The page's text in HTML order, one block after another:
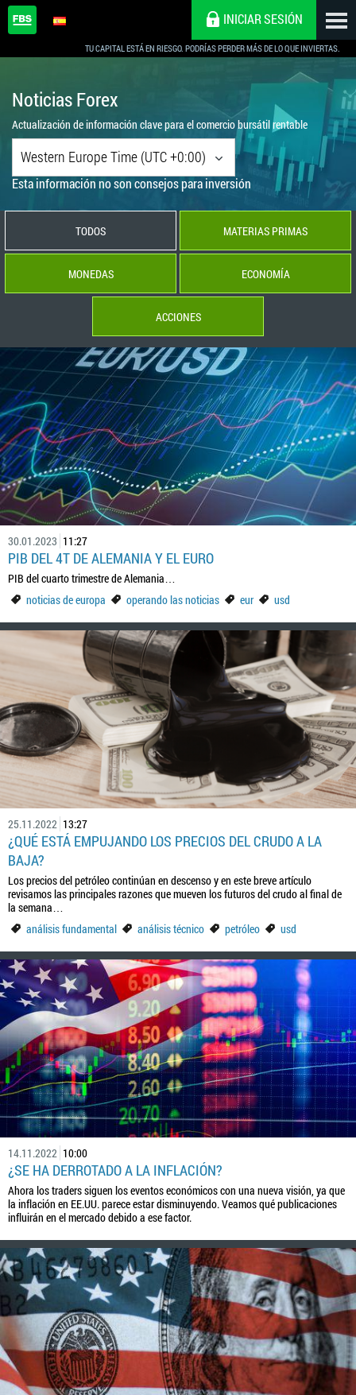
TU CAPITAL ESTÁ EN RIESGO. PODRÍAS PERDER MÁS DE LO QUE INVIERTAS.
INICIAR SESIÓN
Noticias Forex
Actualización de información clave para el comercio bursátil rentable
Western Europe Time (UTC +0:00)
Esta información no son consejos para inversión
TODOS MATERIAS PRIMAS
MONEDAS ECONOMÍA
ACCIONES
30.01.2023 11:27
PIB DEL 4T DE ALEMANIA Y EL EURO
PIB del cuarto trimestre de Alemania…
noticias de europa
operando las noticias eur usd
25.11.2022 13:27
¿QUÉ ESTÁ EMPUJANDO LOS PRECIOS DEL CRUDO A LA
BAJA?
Los precios del petróleo continúan en descenso y en este breve artículo
revisamos las principales razones que mueven los futuros del crudo al final de
la semana…
análisis fundamental
análisis técnico petróleo usd
14.11.2022 10:00
¿SE HA DERROTADO A LA INFLACIÓN?
Ahora los traders siguen los eventos económicos con una nueva visión, ya que
la inflación en EE.UU. parece estar disminuyendo. Veamos qué publicaciones
influirán en el mercado debido a ese factor.